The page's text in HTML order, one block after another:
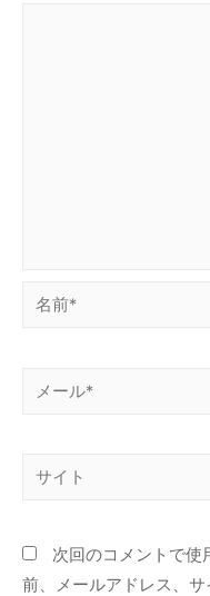
次回のコメントで使
前、メールアドレス、サ